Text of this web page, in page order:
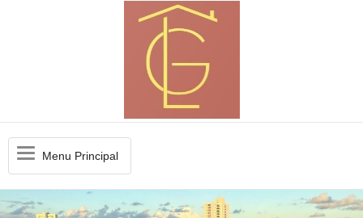
MenuMenu Principal